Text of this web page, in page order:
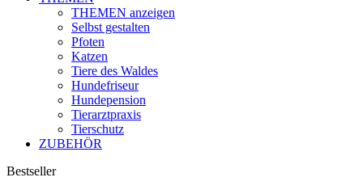
THEMEN anzeigen
Selbst gestalten
Pfoten
Katzen
Tiere des Waldes
Hundefriseur
Hundepension
Tierarztpraxis
Tierschutz
ZUBEHÖR
Bestseller